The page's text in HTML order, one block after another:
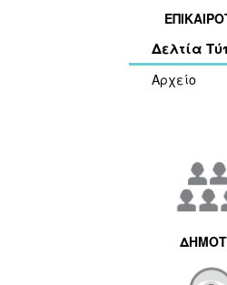
Δελτία
Αρχείο